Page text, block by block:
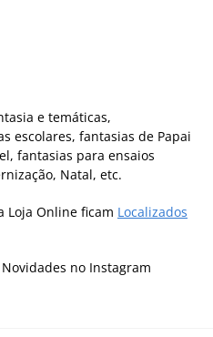
e temáticas,
escolares, fantasias de Papai
fantasias para ensaios
Natal, etc.
Loja Online ficam Localizados
no Instagram